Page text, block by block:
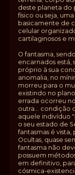
deste planeta do
físico ou seja,
basicamente de
celular
cartilaginosos e
O fantasma,
encarnados
próprio à sua
anomalia, no
morreu para o
existindo no
errada ocorreu
outra... condição
aquele indivíduo
o seu estado de
fantasmas é vista,
Ocultas, quase
fantasma não
possuem
em definitivo,
cósmica-